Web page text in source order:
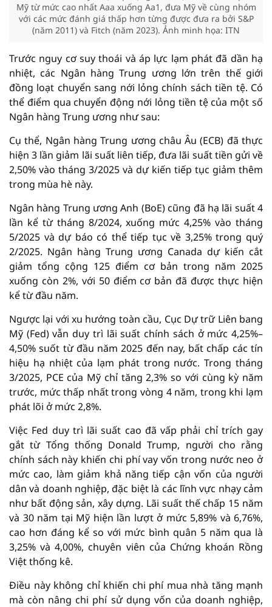
Mỹ từ mức cao nhất Aaa xuống Aa1, đưa Mỹ về cùng nhóm
với các mức đánh giá thấp hơn từng được đưa ra bởi S&P
(năm 2011) và Fitch (năm 2023). Ảnh minh họa: ITN
Trước nguy cơ suy thoái và áp lực lạm phát đã dần hạ
nhiệt, các Ngân hàng Trung ương lớn trên thế giới
đồng loạt chuyển sang nới lỏng chính sách tiền tệ. Có
thể điểm qua chuyển động nới lỏng tiền tệ của một số
Ngân hàng Trung ương như sau:
Cụ thể, Ngân hàng Trung ương châu Âu (ECB) đã thực
hiện 3 lần giảm lãi suất liên tiếp, đưa lãi suất tiền gửi về
2,50% vào tháng 3/2025 và dự kiến tiếp tục giảm thêm
trong mùa hè này.
Ngân hàng Trung ương Anh (BoE) cũng đã hạ lãi suất 4
lần kể từ tháng 8/2024, xuống mức 4,25% vào tháng
5/2025 và dự báo có thể tiếp tục về 3,25% trong quý
2/2025. Ngân hàng Trung ương Canada dự kiến cắt
giảm tổng cộng 125 điểm cơ bản trong năm 2025
xuống còn 2%, với 50 điểm cơ bản đã được thực hiện
kể từ đầu năm.
Ngược lại với xu hướng toàn cầu, Cục Dự trữ Liên bang
Mỹ (Fed) vẫn duy trì lãi suất chính sách ở mức 4,25%–
4,50% suốt từ đầu năm 2025 đến nay, bất chấp các tín
hiệu hạ nhiệt của lạm phát trong nước. Trong tháng
3/2025, PCE của Mỹ chỉ tăng 2,3% so với cùng kỳ năm
trước, mức thấp nhất trong vòng 4 năm, trong khi lạm
phát lõi ở mức 2,8%.
Việc Fed duy trì lãi suất cao đã vấp phải chỉ trích gay
gắt từ Tổng thống Donald Trump, người cho rằng
chính sách này khiến chi phí vay vốn trong nước neo ở
mức cao, làm giảm khả năng tiếp cận vốn của người
dân và doanh nghiệp, đặc biệt là các lĩnh vực nhạy cảm
như bất động sản, xây dựng. Lãi suất thế chấp 15 năm
và 30 năm tại Mỹ hiện lần lượt ở mức 5,89% và 6,76%,
cao hơn đáng kể so với mức bình quân 5 năm qua là
3,25% và 4,00%, chuyên viên của Chứng khoán Rồng
Việt thống kê.
Điều này không chỉ khiến chi phí mua nhà tăng mạnh
mà còn nâng chi phí sử dụng vốn của doanh nghiệp,